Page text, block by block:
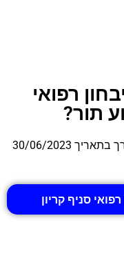
רפואי
תור?
בתאריך 30/06/2023
סניף קריון